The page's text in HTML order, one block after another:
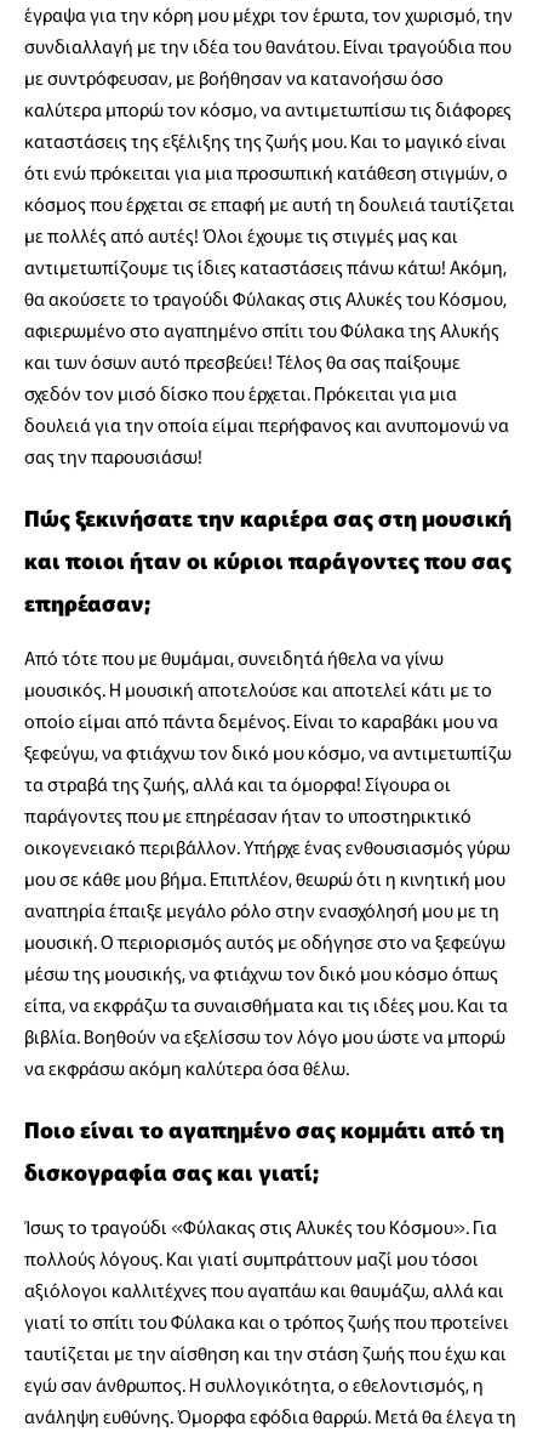
έγραψα για την κόρη μου μέχρι τον έρωτα, τον χωρισμό, την
συνδιαλλαγή με την ιδέα του θανάτου. Είναι τραγούδια που
με συντρόφευσαν, με βοήθησαν να κατανοήσω όσο
καλύτερα μπορώ τον κόσμο, να αντιμετωπίσω τις διάφορες
καταστάσεις της εξέλιξης της ζωής μου. Και το μαγικό είναι
ότι ενώ πρόκειται για μια προσωπική κατάθεση στιγμών, ο
κόσμος που έρχεται σε επαφή με αυτή τη δουλειά ταυτίζεται
με πολλές από αυτές! Όλοι έχουμε τις στιγμές μας και
αντιμετωπίζουμε τις ίδιες καταστάσεις πάνω κάτω! Ακόμη,
θα ακούσετε το τραγούδι Φύλακας στις Αλυκές του Κόσμου,
αφιερωμένο στο αγαπημένο σπίτι του Φύλακα της Αλυκής
και των όσων αυτό πρεσβεύει! Τέλος θα σας παίξουμε
σχεδόν τον μισό δίσκο που έρχεται. Πρόκειται για μια
δουλειά για την οποία είμαι περήφανος και ανυπομονώ να
σας την παρουσιάσω!
Πώς ξεκινήσατε την καριέρα σας στη μουσική
και ποιοι ήταν οι κύριοι παράγοντες που σας
επηρέασαν;
Από τότε που με θυμάμαι, συνειδητά ήθελα να γίνω
μουσικός. Η μουσική αποτελούσε και αποτελεί κάτι με το
οποίο είμαι από πάντα δεμένος. Είναι το καραβάκι μου να
ξεφεύγω, να φτιάχνω τον δικό μου κόσμο, να αντιμετωπίζω
τα στραβά της ζωής, αλλά και τα όμορφα! Σίγουρα οι
παράγοντες που με επηρέασαν ήταν το υποστηρικτικό
οικογενειακό περιβάλλον. Υπήρχε ένας ενθουσιασμός γύρω
μου σε κάθε μου βήμα. Επιπλέον, θεωρώ ότι η κινητική μου
αναπηρία έπαιξε μεγάλο ρόλο στην ενασχόλησή μου με τη
μουσική. Ο περιορισμός αυτός με οδήγησε στο να ξεφεύγω
μέσω της μουσικής, να φτιάχνω τον δικό μου κόσμο όπως
είπα, να εκφράζω τα συναισθήματα και τις ιδέες μου. Και τα
βιβλία. Βοηθούν να εξελίσσω τον λόγο μου ώστε να μπορώ
να εκφράσω ακόμη καλύτερα όσα θέλω.
Ποιο είναι το αγαπημένο σας κομμάτι από τη
δισκογραφία σας και γιατί;
Ίσως το τραγούδι «Φύλακας στις Αλυκές του Κόσμου». Για
πολλούς λόγους. Και γιατί συμπράττουν μαζί μου τόσοι
αξιόλογοι καλλιτέχνες που αγαπάω και θαυμάζω, αλλά και
γιατί το σπίτι του Φύλακα και ο τρόπος ζωής που προτείνει
ταυτίζεται με την αίσθηση και την στάση ζωής που έχω και
εγώ σαν άνθρωπος. Η συλλογικότητα, ο εθελοντισμός, η
ανάληψη ευθύνης. Όμορφα εφόδια θαρρώ. Μετά θα έλεγα τη